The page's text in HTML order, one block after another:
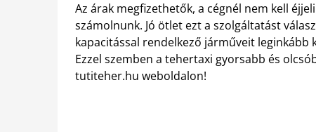
Az árak megfizethetők, a cégnél nem kell
számolnunk. Jó ötlet ezt a szolgáltatást
kapacitással rendelkező járműveit
Ezzel szemben a tehertaxi gyorsabb és
tutiteher.hu weboldalon!